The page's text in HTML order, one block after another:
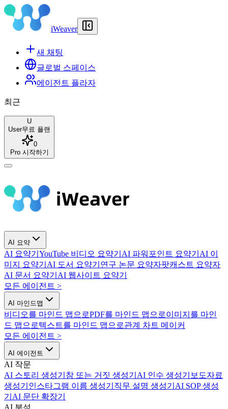
iWeaver
새 채팅
글로벌 스페이스
에이전트 플라자
최근
U
User무료 플랜
0
Pro 시작하기
AI 요약
AI 요약기 YouTube 비디오 요약기 AI 파워포인트 요약기 AI 이
미지 요약기 AI 도서 요약기 연구 논문 요약자팟캐스트 요약자
AI 문서 요약기 AI 웹사이트 요약기
모든 에이전트 >
AI 마인드맵
비디오를 마인드 맵으로PDF를 마인드 맵으로이미지를 마인
드 맵으로텍스트를 마인드 맵으로관계 차트 메이커
모든 에이전트 >
AI 에이전트
AI 작문
AI 스토리 생성기 참 또는 거짓 생성기 AI 인수 생성기 보도자료
생성기 인스타그램 이름 생성기 직무 설명 생성기 AI SOP 생성
기 AI 문단 확장기
AI 분석